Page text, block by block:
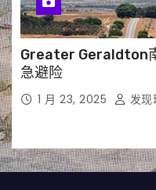
Greater Geraldton
急避险
1 月 23, 2025 发现